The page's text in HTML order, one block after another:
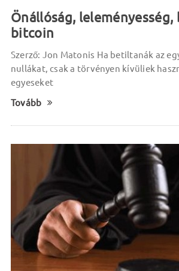
Önállóság, leleményesség,
bitcoin
Szerző: Jon Matonis Ha betiltanák az
nullákat, csak a törvényen kívüliek
egyeseket
Tovább